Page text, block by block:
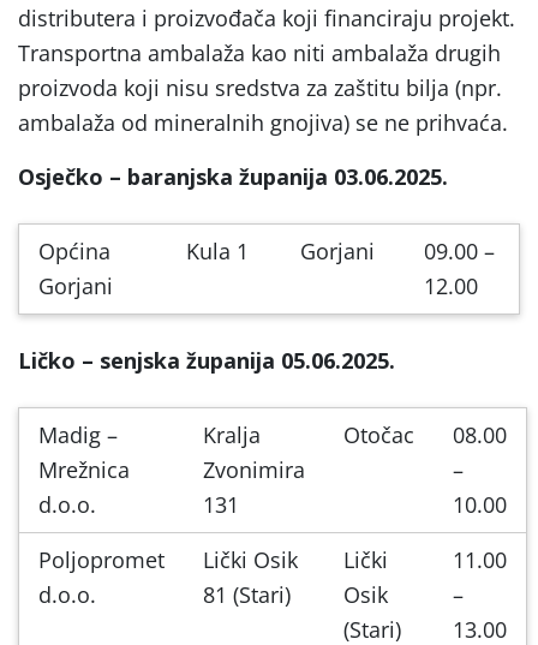
distributera i proizvođača koji financiraju projekt.
Transportna ambalaža kao niti ambalaža drugih
proizvoda koji nisu sredstva za zaštitu bilja (npr.
ambalaža od mineralnih gnojiva) se ne prihvaća.
Osječko – baranjska županija 03.06.2025.
Općina
Gorjani
Kula 1 Gorjani
09.00 –
12.00
Ličko – senjska županija 05.06.2025.
Madig –
Mrežnica
d.o.o.
Kralja
Zvonimira
131
Otočac
08.00
–
10.00
Poljopromet
d.o.o.
Lički Osik
81 (Stari)
Lički
Osik
(Stari)
11.00
–
13.00